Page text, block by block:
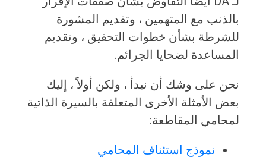
بالذنب مع المتهمين ، وتقديم المشورة
للشرطة بشأن خطوات التحقيق ، وتقديم
المساعدة لضحايا الجرائم.
نحن على وشك أن نبدأ ، ولكن أولاً ، إليك
بعض الأمثلة الأخرى المتعلقة بالسيرة الذاتية
لمحامي المقاطعة:
نموذج استئناف المحامي